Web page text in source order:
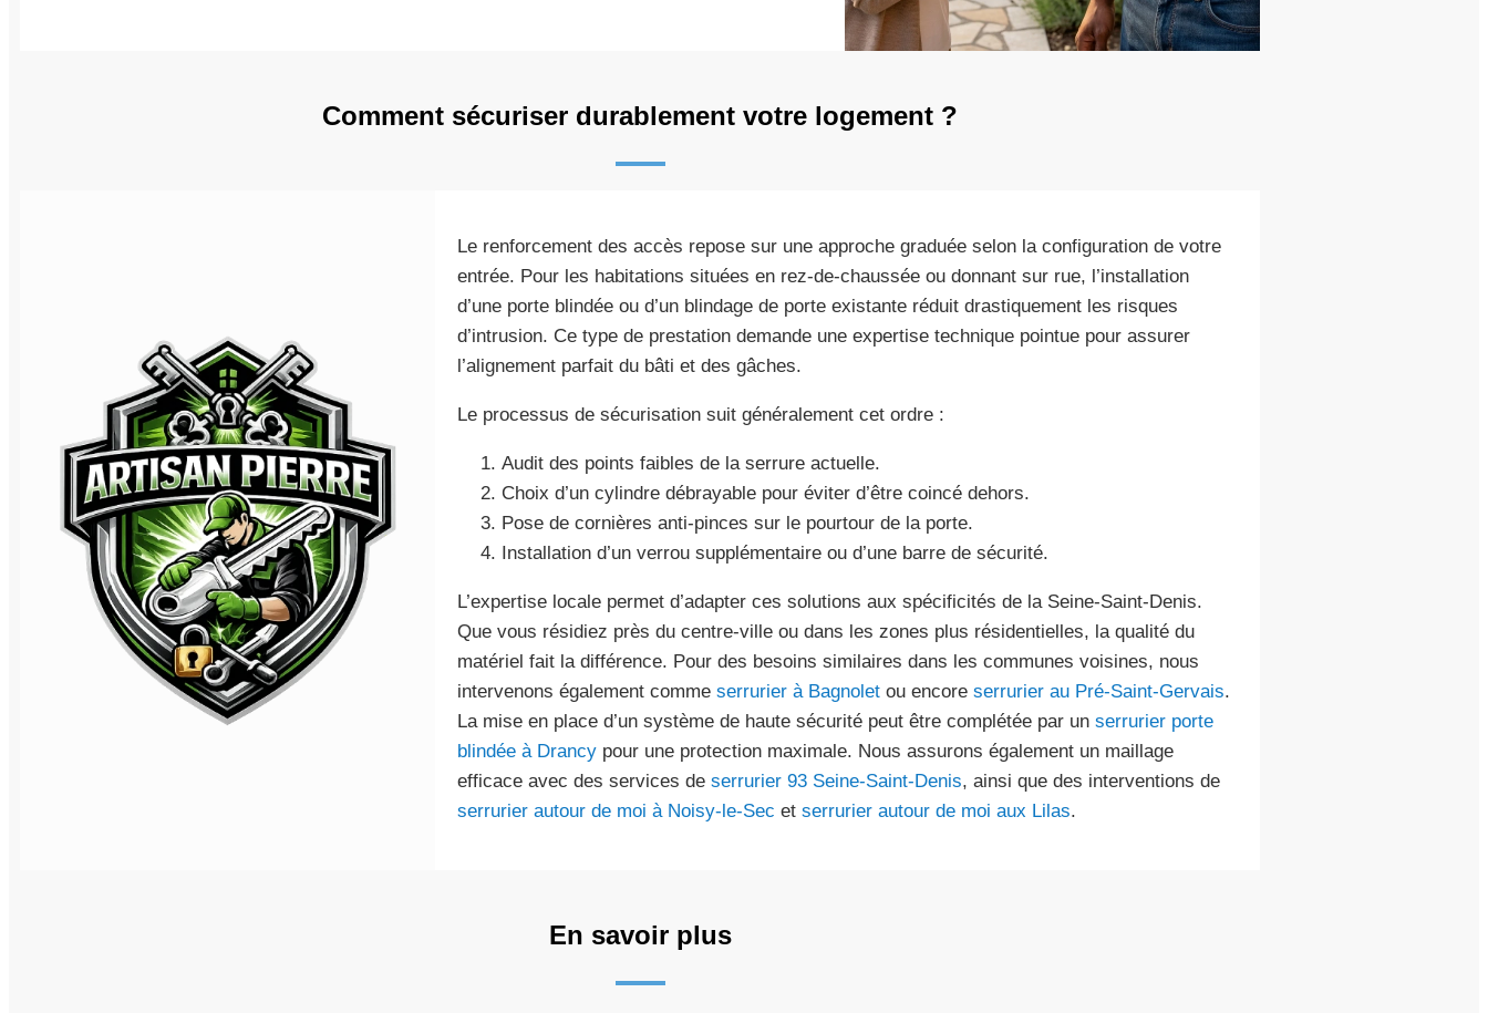
Comment sécuriser durablement votre logement ?
Le renforcement des accès repose sur une approche graduée selon la configuration de votre
entrée. Pour les habitations situées en rez-de-chaussée ou donnant sur rue, l’installation
d’une porte blindée ou d’un blindage de porte existante réduit drastiquement les risques
d’intrusion. Ce type de prestation demande une expertise technique pointue pour assurer
l’alignement parfait du bâti et des gâches.
Le processus de sécurisation suit généralement cet ordre :
Audit des points faibles de la serrure actuelle.
Choix d’un cylindre débrayable pour éviter d’être coincé dehors.
Pose de cornières anti-pinces sur le pourtour de la porte.
Installation d’un verrou supplémentaire ou d’une barre de sécurité.
L’expertise locale permet d’adapter ces solutions aux spécificités de la Seine-Saint-Denis.
Que vous résidiez près du centre-ville ou dans les zones plus résidentielles, la qualité du
matériel fait la différence. Pour des besoins similaires dans les communes voisines, nous
intervenons également comme serrurier à Bagnoletou encore serrurier au Pré-Saint-Gervais.
La mise en place d’un système de haute sécurité peut être complétée par un serrurier porte
blindée à Drancypour une protection maximale. Nous assurons également un maillage
efficace avec des services de serrurier 93 Seine-Saint-Denis, ainsi que des interventions de
serrurier autour de moi à Noisy-le-Sec et serrurier autour de moi aux Lilas.
En savoir plus